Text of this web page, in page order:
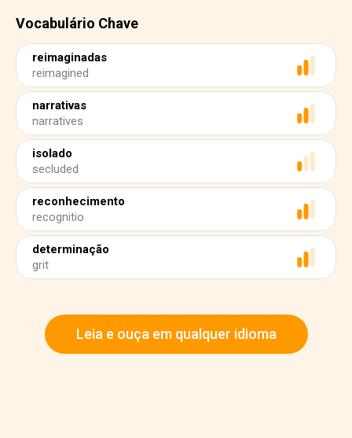
Vocabulário Chave
reimaginadas
reimagined
narrativas
narratives
isolado
secluded
reconhecimento
recognitio
determinação
grit
Leia e ouça em qualquer idioma